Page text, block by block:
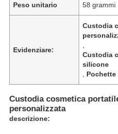
Peso unitario 58 grammi
Evidenziare:
Custodia
Custodia
silicone
Custodia cosmetica
personalizzata
descrizione: